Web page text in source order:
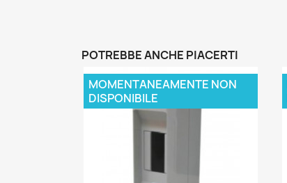
POTREBBE ANCHE PIACERTI
MOMENTANEAMENTE NON
DISPONIBILE